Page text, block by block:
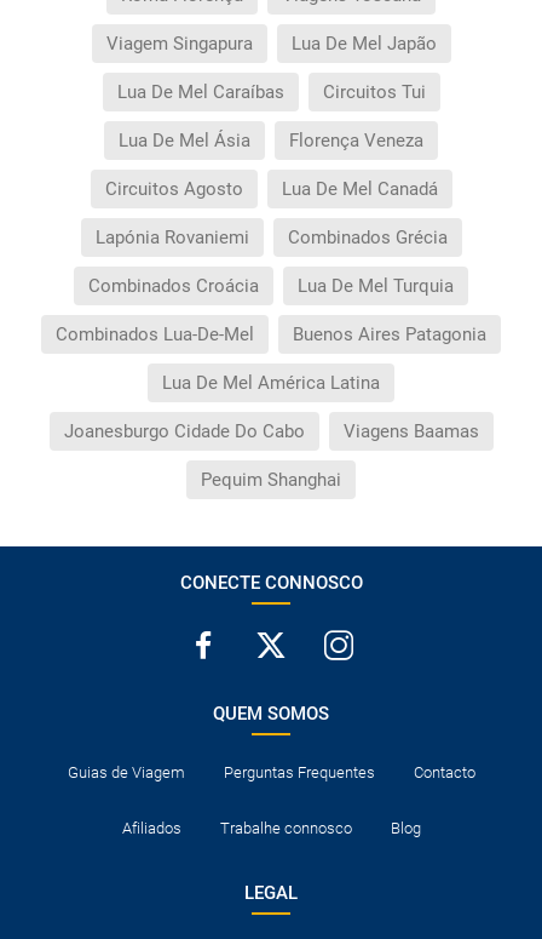
Viagem Singapura Lua De Mel Japão
Lua De Mel Caraíbas Circuitos Tui
Lua De Mel Ásia Florença Veneza
Circuitos Agosto Lua De Mel Canadá
Lapónia Rovaniemi Combinados Grécia
Combinados Croácia Lua De Mel Turquia
Combinados Lua-De-Mel Buenos Aires Patagonia
Lua De Mel América Latina
Joanesburgo Cidade Do Cabo Viagens Baamas
Pequim Shanghai
CONECTE CONNOSCO
QUEM SOMOS
Guias de Viagem Perguntas Frequentes Contacto
Afiliados Trabalhe connosco Blog
LEGAL